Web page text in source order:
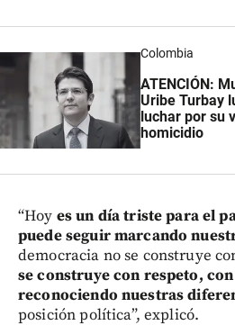
Colombia
ATENCIÓN:
Uribe Turbay
luchar por su
homicidio
“Hoy es un día triste para el
puede seguir marcando
democracia no se construye
se construye con respeto,
reconociendo nuestras
posición política”, explicó.